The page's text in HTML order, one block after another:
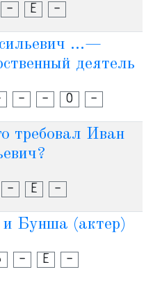
- Е -
...—
деятель
- - О -
требовал Иван
- Е -
Бунша (актер)
- Е -